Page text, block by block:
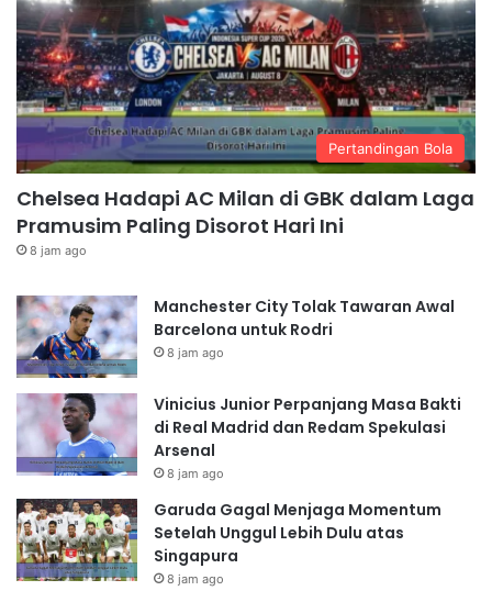
Pertandingan Bola
Chelsea Hadapi AC Milan di GBK dalam Laga
Pramusim Paling Disorot Hari Ini
8 jam ago
Manchester City Tolak Tawaran Awal
Barcelona untuk Rodri
8 jam ago
Vinicius Junior Perpanjang Masa Bakti
di Real Madrid dan Redam Spekulasi
Arsenal
8 jam ago
Garuda Gagal Menjaga Momentum
Setelah Unggul Lebih Dulu atas
Singapura
8 jam ago